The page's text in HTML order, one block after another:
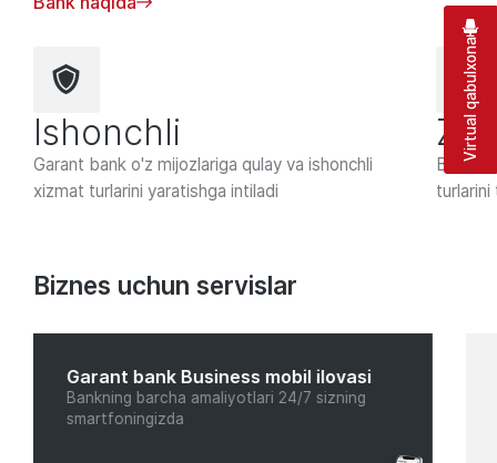
Ishonchli
Garant bank o'z mijozlariga qulay va ishonchli
xizmat turlarini yaratishga intiladi
Barcha
turlarini
Biznes uchun servislar
Garant bank Business mobil ilovasi
Bankning barcha amaliyotlari 24/7 sizning
smartfoningizda
Virtual qabulxona